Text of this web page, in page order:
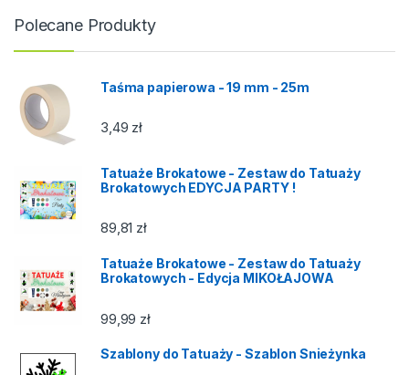
Polecane Produkty
Taśma papierowa - 19 mm - 25m
3,49 zł
Tatuaże Brokatowe - Zestaw do Tatuaży
Brokatowych EDYCJA PARTY !
89,81 zł
Tatuaże Brokatowe - Zestaw do Tatuaży
Brokatowych - Edycja MIKOŁAJOWA
99,99 zł
Szablony do Tatuaży - Szablon Snieżynka